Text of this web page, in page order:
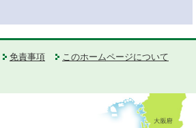
免責事項
このホームページについて